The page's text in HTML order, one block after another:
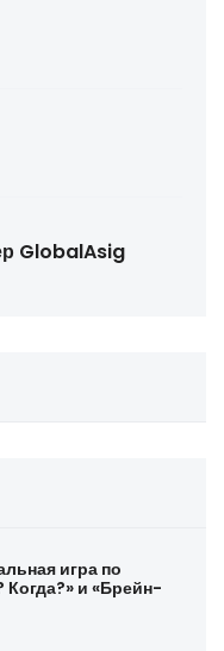
GlobalAsig
игра по
Когда?» и «Брейн-